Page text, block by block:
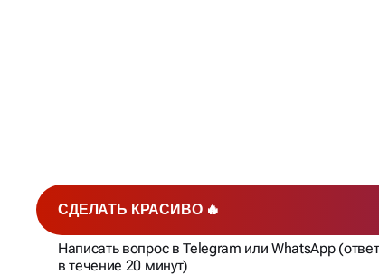
КОТОРОЕ СТАНЕТ
УСПЕХУ!
СДЕЛАТЬ КРАСИВО 🔥
Написать вопрос в Telegram или WhatsApp
в течение 20 минут)